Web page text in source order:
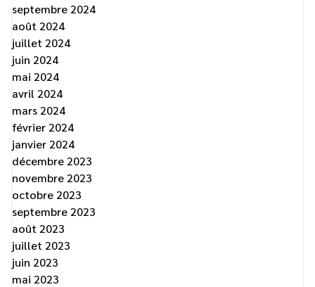
septembre 2024
août 2024
juillet 2024
juin 2024
mai 2024
avril 2024
mars 2024
février 2024
janvier 2024
décembre 2023
novembre 2023
octobre 2023
septembre 2023
août 2023
juillet 2023
juin 2023
mai 2023